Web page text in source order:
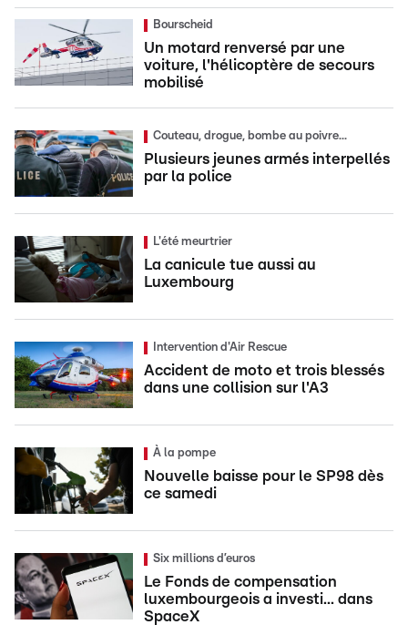
Bourscheid
Un motard renversé par une
voiture, l'hélicoptère de secours
mobilisé
Couteau, drogue, bombe au poivre...
Plusieurs jeunes armés interpellés
par la police
L'été meurtrier
La canicule tue aussi au
Luxembourg
Intervention d'Air Rescue
Accident de moto et trois blessés
dans une collision sur l'A3
À la pompe
Nouvelle baisse pour le SP98 dès
ce samedi
Six millions d’euros
Le Fonds de compensation
luxembourgeois a investi... dans
SpaceX